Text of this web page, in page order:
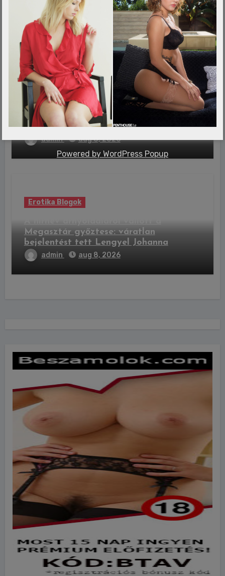
Zalaegerszeget
admin aug 8, 2026
Erotika Blogok
Dollármilliók a garázsban: megmutatta
luxusautó-gyűjteményét Cristiano
Ronaldo
admin aug 8, 2026
Erotika Blogok
Megasztár győztese: váratlan
bejelentést tett Lengyel Johanna
admin aug 8, 2026
Powered by WordPress Popup